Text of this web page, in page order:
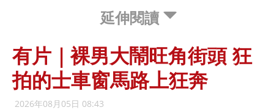
延伸閱讀
有片｜裸男大鬧旺角街頭 狂
拍的士車窗馬路上狂奔
2026年08月05日 08:43